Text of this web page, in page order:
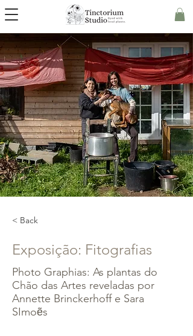
< Back
Exposição: Fitografias
Photo Graphias: As plantas do
Chão das Artes reveladas por
Annette Brinckerhoff e Sara
SImoẽs